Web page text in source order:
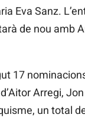
Eva Sanz.
de nou amb
17
Arregi,
un total